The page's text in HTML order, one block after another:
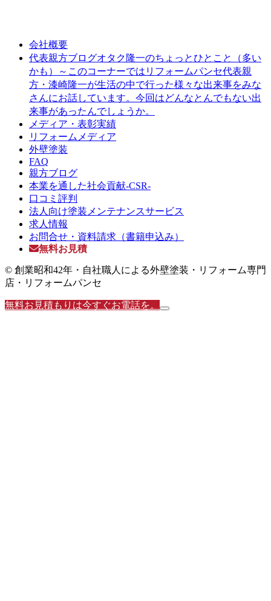
会社概要
代表親方ブログオタク隆一のちょっとひとこと（多い
かも）～このコーナーではリフォームパンセ代表親
方・漆崎隆一が生活の中で行った様々な出来事をみな
さんにお話しています。今回はどんなとんでもない出
来事があったんでしょうか。
メディア・表彰実績
リフォームメディア
外壁塗装
FAQ
親方ブログ
本業を通した社会貢献-CSR-
口コミ評判
法人向け塗装メンテナンスサービス
求人情報
お問合せ・資料請求（書籍申込み）
無料お見積
© 創業昭和42年・自社職人による外壁塗装・リフォーム専門
店・リフォームパンセ
無料お見積もりは今すぐお電話を。